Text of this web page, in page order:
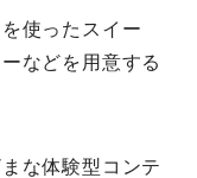
使ったスイー
などを用意する
な体験型コンテ